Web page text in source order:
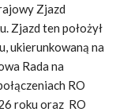
Zjazd
Zjazd ten położył
ukierunkowaną na
Rada na
RO
roku oraz RO